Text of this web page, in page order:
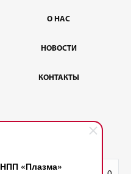
НПП «Плазма»
О НАС
НОВОСТИ
КОНТАКТЫ